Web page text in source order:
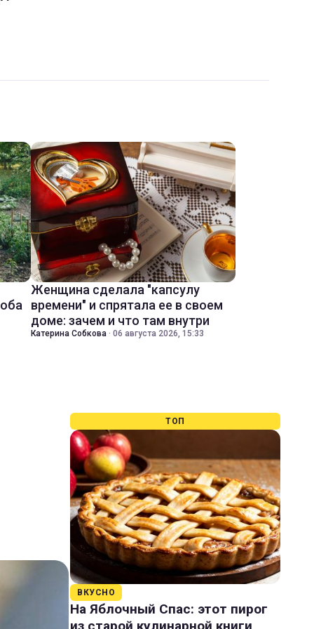
Женщина сделала "капсулу
времени" и спрятала ее в своем
доме: зачем и что там внутри
Катерина Собкова · 06 августа 2026, 15:33
ТОП
ВКУСНО
На Яблочный Спас: этот пирог
из старой кулинарной книги